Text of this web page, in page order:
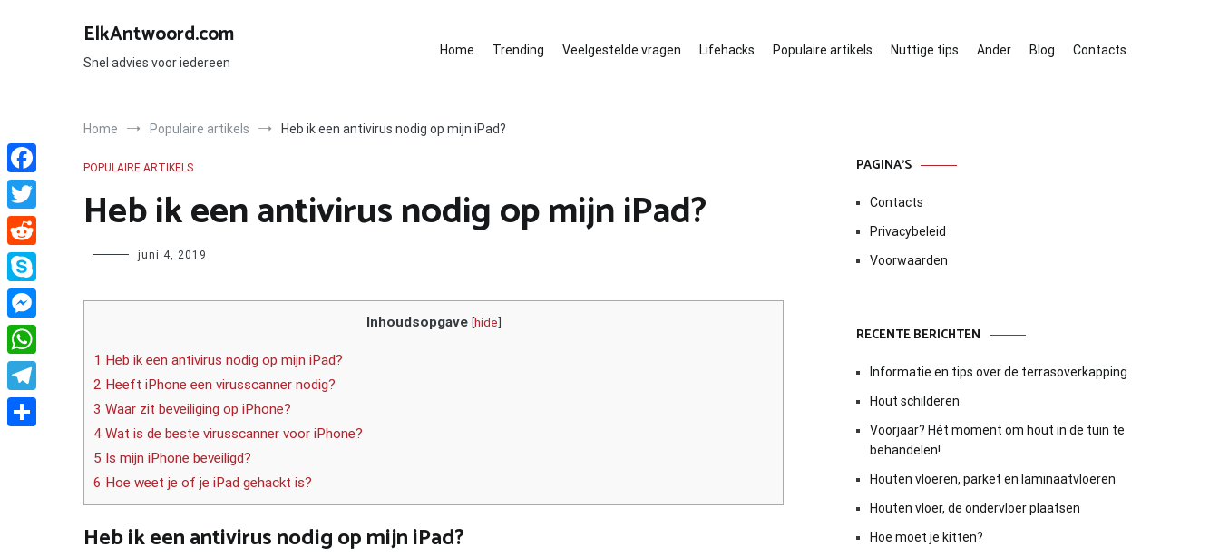
ElkAntwoord.com
Snel advies voor iedereen
Home Trending Veelgestelde vragen Lifehacks Populaire artikels Nuttige tips Ander Blog Contacts
Home Populaire artikels Heb ik een antivirus nodig op mijn iPad?
POPULAIRE ARTIKELS
Heb ik een antivirus nodig op mijn iPad?
Author juni 4, 2019
Inhoudsopgave [hide]
1 Heb ik een antivirus nodig op mijn iPad?
2 Heeft iPhone een virusscanner nodig?
3 Waar zit beveiliging op iPhone?
4 Wat is de beste virusscanner voor iPhone?
5 Is mijn iPhone beveiligd?
6 Hoe weet je of je iPad gehackt is?
Heb ik een antivirus nodig op mijn iPad?
PAGINA’S
Contacts
Privacybeleid
Voorwaarden
RECENTE BERICHTEN
Informatie en tips over de terrasoverkapping
Hout schilderen
Voorjaar? Hét moment om hout in de tuin te
behandelen!
Houten vloeren, parket en laminaatvloeren
Houten vloer, de ondervloer plaatsen
Hoe moet je kitten?
Facebook
Twitter
Reddit
Skype
Messenger
WhatsApp
Telegram